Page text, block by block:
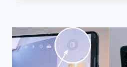
SCHALTEN
SIE
DAS
TELEFON